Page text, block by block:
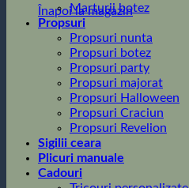
Înapoi la magazin
Marturii botez
Propsuri
Propsuri nunta
Propsuri botez
Propsuri party
Propsuri majorat
Propsuri Halloween
Propsuri Craciun
Propsuri Revelion
Sigilii ceara
Plicuri manuale
Cadouri